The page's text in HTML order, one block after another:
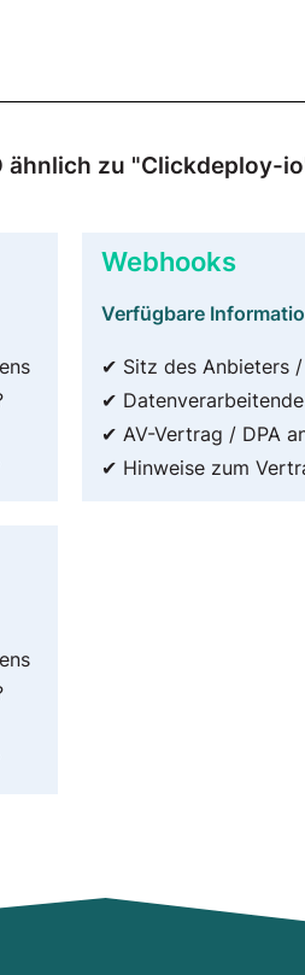
ähnlich zu "Clickdeploy-
Webhooks
Verfügbare
✔ Sitz des Anbieters
✔
✔ AV-Vertrag / DPA
✔ Hinweise zum